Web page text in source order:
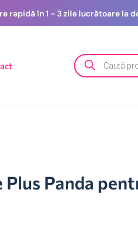
rapidă în 1 - 3 zile lucrătoare la
Plus Panda